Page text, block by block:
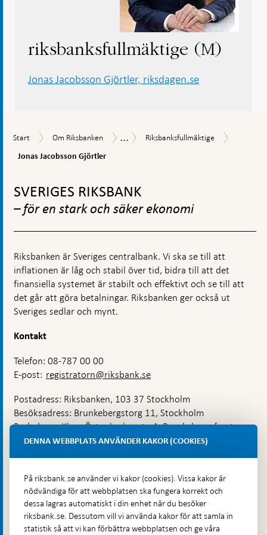
riksbanksfullmäktige (M)
Jonas Jacobsson Gjörtler, riksdagen.se
Start
Start
Om
Om Riksbanken Organisation
... Riksbanksfullmäktige
Riksbanksfullmäktige
Jonas Jacobsson Gjörtler
toppnavigation
SVERIGES RIKSBANK
– för en stark och säker ekonomi
Riksbanken är Sveriges centralbank. Vi ska se till att
inflationen är låg och stabil över tid, bidra till att det
finansiella systemet är stabilt och effektivt och se till att
det går att göra betalningar. Riksbanken ger också ut
Sveriges sedlar och mynt.
Kontakt
Telefon: 08-787 00 00
E-post: registratorn@riksbank.se
Postadress: Riksbanken, 103 37 Stockholm
Besöksadress: Brunkebergstorg 11, Stockholm
Budadress: Klara Östra kyrkogata 4, Brunkebergsfaret,
Lastplats 6
Hitta direkt
Frågor och svar-
DENNA WEBBPLATS ANVÄNDER KAKOR (COOKIES)
På riksbank.se använder vi kakor (cookies). Vissa kakor är
nödvändiga för att webbplatsen ska fungera korrekt och
dessa lagras automatiskt i din enhet när du besöker
riksbank.se. Dessutom vill vi använda kakor för att samla in
statistik så att vi kan förbättra webbplatsen och ge våra